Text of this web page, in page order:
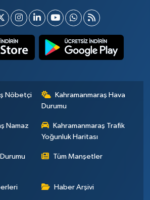
Nöbetçi
Kahramanmaraş Hava
Durumu
Namaz
Kahramanmaraş Trafik
Yoğunluk Haritası
Tüm Manşetler
Haber Arşivi